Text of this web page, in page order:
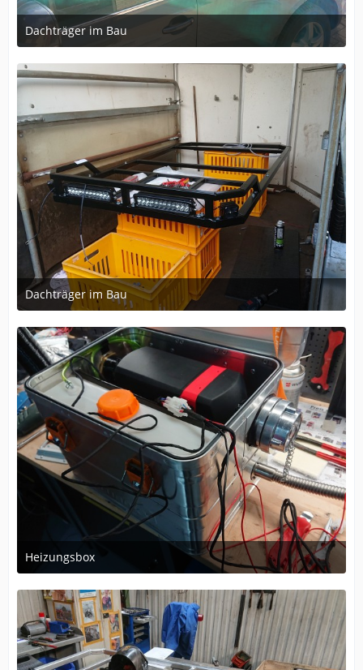
Dachträger im Bau
8. Dezember 2024 um 10:42
Dachträger im Bau
8. Dezember 2024 um 10:42
Heizungsbox
8. Dezember 2024 um 10:42
2